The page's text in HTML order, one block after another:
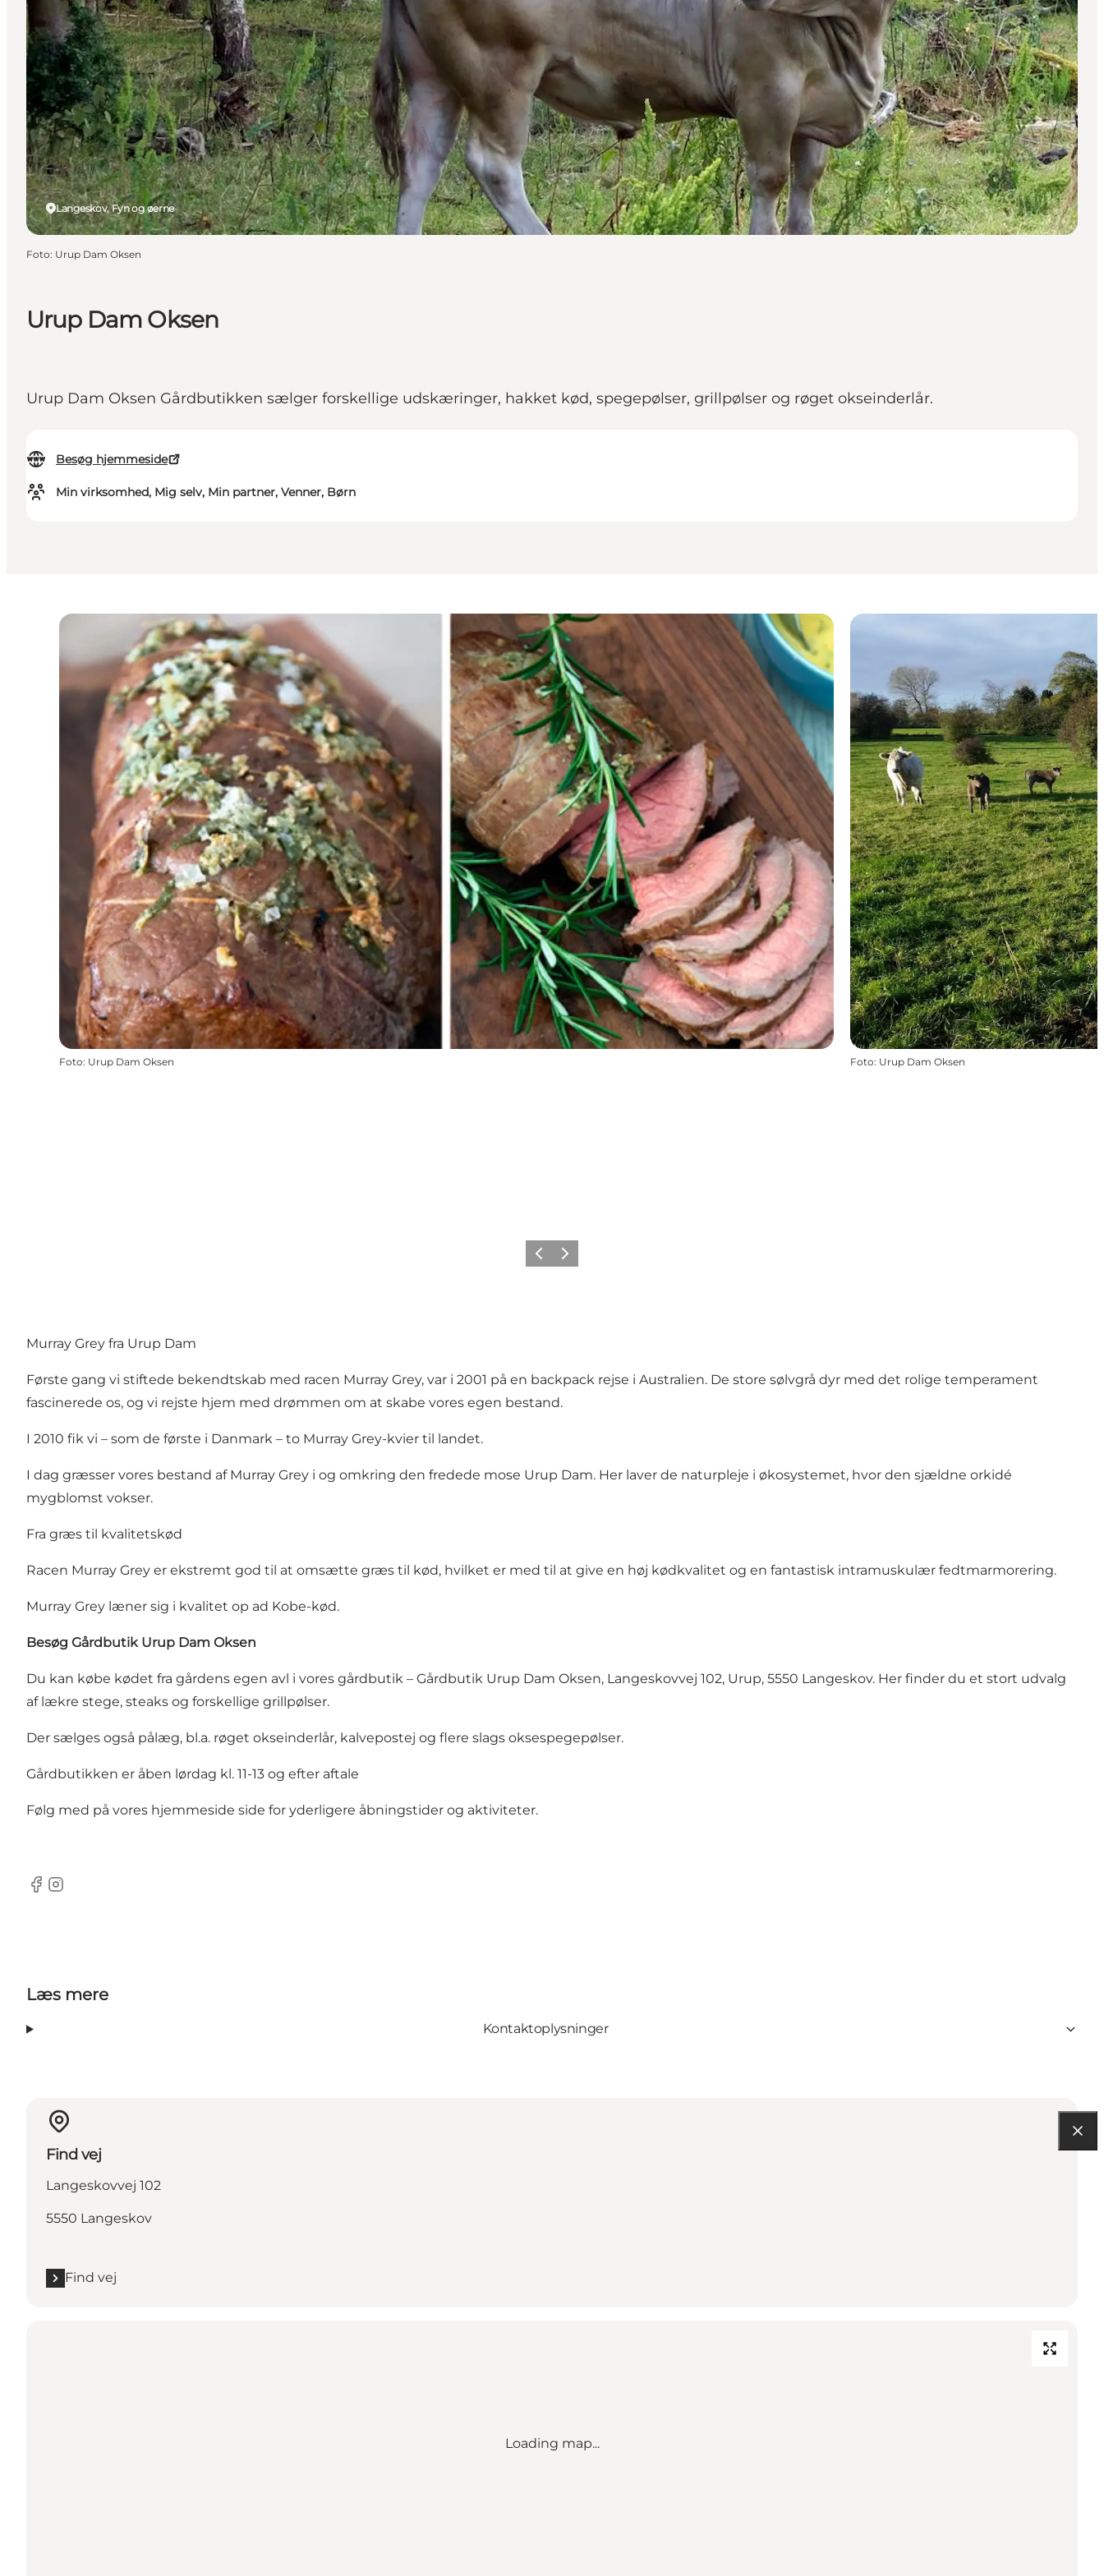
Urup Dam Oksen
Urup Dam Oksen Gårdbutikken sælger forskellige udskæringer, hakket kød, spegepølser, grillpølser og røget okseinderlår.
Besøg hjemmeside
Min virksomhed, Mig selv, Min partner, Venner, Børn
Langeskov, Fyn og øerne
Foto: Urup Dam Oksen
Foto: Urup Dam Oksen Foto: Urup Dam Oksen
ForrigeNæste
Murray Grey fra Urup Dam
Første gang vi stiftede bekendtskab med racen Murray Grey, var i 2001 på en backpack rejse i Australien. De store sølvgrå dyr med det rolige temperament
fascinerede os, og vi rejste hjem med drømmen om at skabe vores egen bestand.
I 2010 fik vi – som de første i Danmark – to Murray Grey-kvier til landet.
I dag græsser vores bestand af Murray Grey i og omkring den fredede mose Urup Dam. Her laver de naturpleje i økosystemet, hvor den sjældne orkidé
mygblomst vokser.
Fra græs til kvalitetskød
Racen Murray Grey er ekstremt god til at omsætte græs til kød, hvilket er med til at give en høj kødkvalitet og en fantastisk intramuskulær fedtmarmorering.
Murray Grey læner sig i kvalitet op ad Kobe-kød.
Besøg Gårdbutik Urup Dam Oksen
Du kan købe kødet fra gårdens egen avl i vores gårdbutik – Gårdbutik Urup Dam Oksen, Langeskovvej 102, Urup, 5550 Langeskov. Her finder du et stort udvalg
af lækre stege, steaks og forskellige grillpølser.
Der sælges også pålæg, bl.a. røget okseinderlår, kalvepostej og flere slags oksespegepølser.
Gårdbutikken er åben lørdag kl. 11-13 og efter aftale
Følg med på vores hjemmeside side for yderligere åbningstider og aktiviteter.
Facebook
Instagram
Læs mere
Kontaktoplysninger
Find vej
Langeskovvej 102
5550 Langeskov
Find vej
Loading map...